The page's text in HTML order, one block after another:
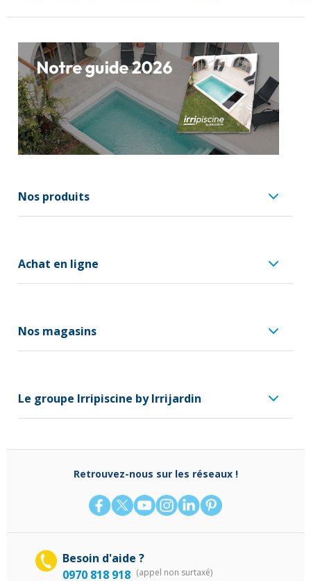
Nos produits
Achat en ligne
Nos magasins
Le groupe Irripiscine by Irrijardin
Retrouvez-nous sur les réseaux !
Besoin d'aide ?
0970 818 918 (appel non surtaxé)